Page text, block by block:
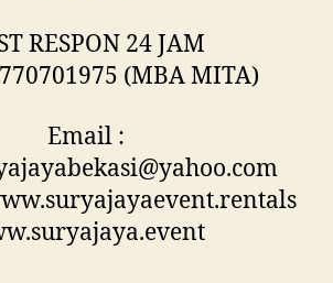
RESPON 24 JAM
(MBA MITA)
Email :